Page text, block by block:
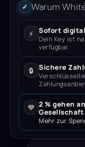
✓ Warum
⚡ Sofort
Dein Key ist
verfügbar.
🔒 Sichere
💙 2 % gehen
Gesellschaft
Mehr zur